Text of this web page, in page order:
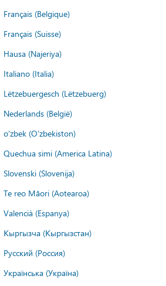
Français (Belgique)
Français (Suisse)
Hausa (Najeriya)
Italiano (Italia)
Lëtzebuergesch (Lëtzebuerg)
Nederlands (België)
o'zbek (O'zbekiston)
Quechua simi (America Latina)
Slovenski (Slovenija)
Te reo Māori (Aotearoa)
Valencià (Espanya)
Кыргызча (Кыргызстан)
Русский (Россия)
Українська (Україна)